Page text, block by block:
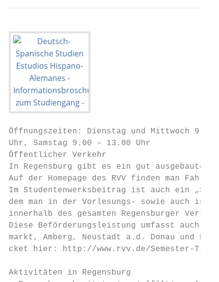
Öffnungszeiten: Dienstag und Mittwoch
Uhr, Samstag 9.00 – 13.00 Uhr
Öffentlicher Verkehr
In Regensburg gibt es ein gut ausgebautes
Auf der Homepage des RVV finden man
Im Studentenwerksbeitrag ist auch ein
dem man in der Vorlesungs- sowie auch
innerhalb des gesamten Regensburger
Diese Beförderungsleistung umfasst auch
markt, Amberg, Neustadt a.d. Donau und
cket hier: http://www.rvv.de/Semester-
Aktivitäten in Regensburg